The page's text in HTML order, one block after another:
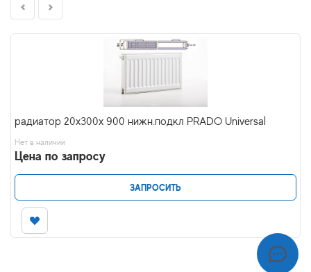
радиатор 20x300х 900 нижн.подкл PRADO Universal
Нет в наличии
Цена по запросу
ЗАПРОСИТЬ